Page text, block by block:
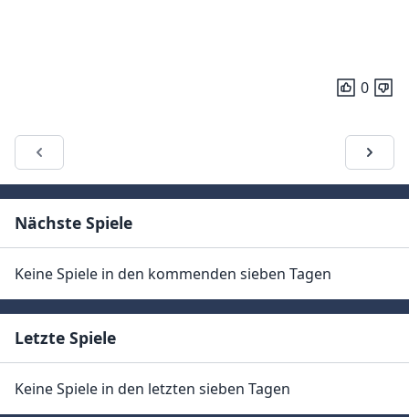
0
Nächste Spiele
Keine Spiele in den kommenden sieben Tagen
Letzte Spiele
Keine Spiele in den letzten sieben Tagen